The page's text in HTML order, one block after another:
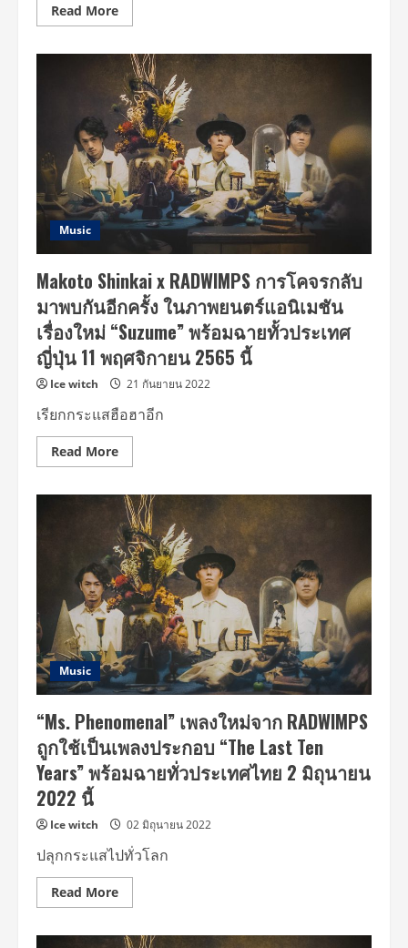
Read MoreRead
more
ครอง
แชมป์
อันดับ
หนัง
ทำ
เงิน
มาก
ที่สุด
3
สัปดาห์
ซ้อน
ใน
ขณะ
ที่RADWIMPS
ประกาศ
ไลฟ์
TikTok
LIVE
ครั้ง
แรก
17
ธันวาคม
นี้
Music
Makoto Shinkai x RADWIMPS การโคจรกลับ
มาพบกันอีกครั้ง ในภาพยนตร์แอนิเมชัน
เรื่องใหม่ “Suzume” พร้อมฉายทั้วประเทศ
ญี่ปุ่น 11 พฤศจิกายน 2565 นี้
Ice witch 21 กันยายน 2022
เรียกกระแสฮือฮาอีก
Read MoreRead
more
Shinkai
RADWIMPS
การ
โคจร
กลับ
มา
พบ
กัน
อีก
ครั้ง
ใน
ภาพยนตร์
แอนิเมชัน
เรื่อง
ใหม่
พร้อม
ฉาย
ทั้ว
ประเทศ
ญี่ปุ่น
11
นี้
Music
“Ms. Phenomenal” เพลงใหม่จาก RADWIMPS
ถูกใช้เป็นเพลงประกอบ “The Last Ten
Years” พร้อมฉายทั่วประเทศไทย 2 มิถุนายน
2022 นี้
Ice witch 02 มิถุนายน 2022
ปลุกกระแสไปทั่วโลก
Read MoreRead
more
Phenomenal”